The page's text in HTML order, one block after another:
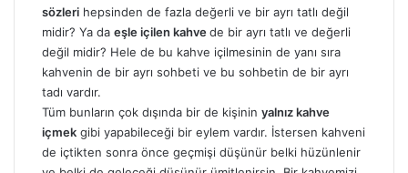
sözleri hepsinden de fazla değerli ve bir ayrı tatlı değil
midir? Ya da eşle içilen kahvede bir ayrı tatlı ve değerli
değil midir? Hele de bu kahve içilmesinin de yanı sıra
kahvenin de bir ayrı sohbeti ve bu sohbetin de bir ayrı
tadı vardır.
Tüm bunların çok dışında bir de kişinin yalnız kahve
içmek gibi yapabileceği bir eylem vardır. İstersen kahveni
de içtikten sonra önce geçmişi düşünür belki hüzünlenir